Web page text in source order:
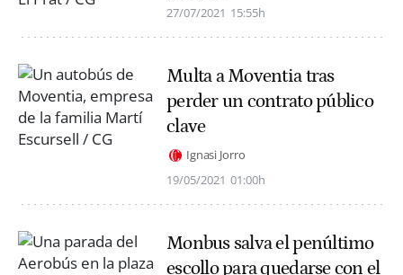
27/07/2021 15:55h
Multa a Moventia tras
perder un contrato público
clave
Ignasi Jorro
19/05/2021 01:00h
Monbus salva el penúltimo
escollo para quedarse con el